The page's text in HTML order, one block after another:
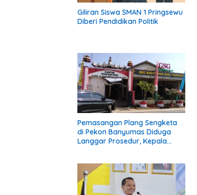
Giliran Siswa SMAN 1 Pringsewu
Diberi Pendidikan Politik
Pemasangan Plang Sengketa
di Pekon Banyumas Diduga
Langgar Prosedur, Kepala